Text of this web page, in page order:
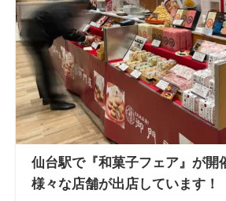
仙台駅で『和菓子フェア』が開
様々な店舗が出店しています！